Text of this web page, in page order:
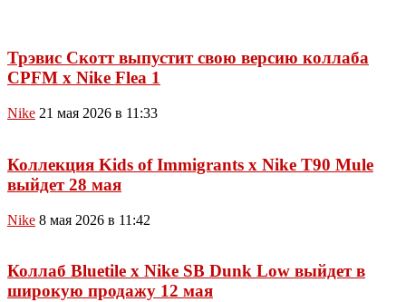
Трэвис Скотт выпустит свою версию коллаба
CPFM x Nike Flea 1
Nike 21 мая 2026 в 11:33
Коллекция Kids of Immigrants x Nike T90 Mule
выйдет 28 мая
Nike 8 мая 2026 в 11:42
Коллаб Bluetile x Nike SB Dunk Low выйдет в
широкую продажу 12 мая